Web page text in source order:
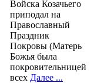
Войска Козачьего
приподал на
Православный
Праздник
Покровы (Матерь
Божья была
покровительницей
всех Далее ...